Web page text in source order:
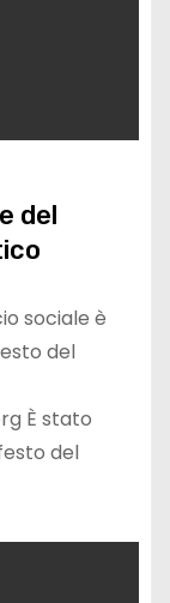
del
sociale è
del
È stato
del